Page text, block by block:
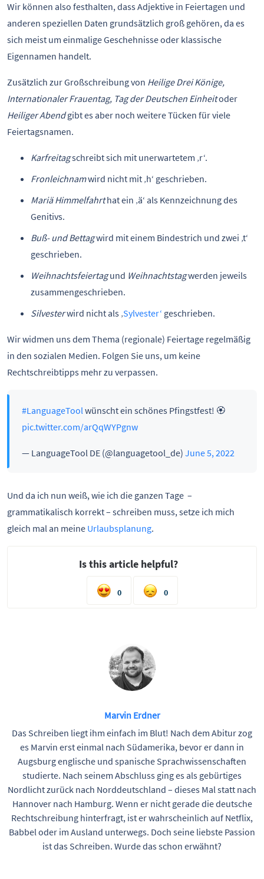
Wir können also festhalten, dass Adjektive in Feiertagen und
anderen speziellen Daten grundsätzlich groß gehören, da es
sich meist um einmalige Geschehnisse oder klassische
Eigennamen handelt.
Zusätzlich zur Großschreibung von Heilige Drei Könige,
Internationaler Frauentag, Tag der Deutschen Einheitoder
Heiliger Abendgibt es aber noch weitere Tücken für viele
Feiertagsnamen.
Karfreitagschreibt sich mit unerwartetem ‚r‘.
Fronleichnamwird nicht mit ‚h‘ geschrieben.
Mariä Himmelfahrthat ein ‚ä‘ als Kennzeichnung des
Genitivs.
Buß- und Bettagwird mit einem Bindestrich und zwei ‚t‘
geschrieben.
Weihnachtsfeiertagund Weihnachtstagwerden jeweils
zusammengeschrieben.
Silvesterwird nicht als ‚Sylvester‘ geschrieben.
Wir widmen uns dem Thema (regionale) Feiertage regelmäßig
in den sozialen Medien. Folgen Sie uns, um keine
Rechtschreibtipps mehr zu verpassen.
#LanguageTool wünscht ein schönes Pfingstfest! 🏵
pic.twitter.com/arQqWYPgnw
— LanguageTool DE (@languagetool_de) June 5, 2022
Und da ich nun weiß, wie ich die ganzen Tage –
grammatikalisch korrekt – schreiben muss, setze ich mich
gleich mal an meine Urlaubsplanung.
Is this article helpful?
0 0
Marvin Erdner
Das Schreiben liegt ihm einfach im Blut! Nach dem Abitur zog
es Marvin erst einmal nach Südamerika, bevor er dann in
Augsburg englische und spanische Sprachwissenschaften
studierte. Nach seinem Abschluss ging es als gebürtiges
Nordlicht zurück nach Norddeutschland – dieses Mal statt nach
Hannover nach Hamburg. Wenn er nicht gerade die deutsche
Rechtschreibung hinterfragt, ist er wahrscheinlich auf Netflix,
Babbel oder im Ausland unterwegs. Doch seine liebste Passion
ist das Schreiben. Wurde das schon erwähnt?